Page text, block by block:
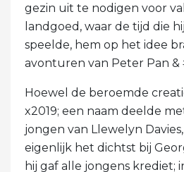
gezin uit te nodigen voor
landgoed, waar de tijd die
speelde, hem op het idee
avonturen van Peter Pan &
Hoewel de beroemde
x2019; een naam deelde
jongen van Llewelyn
eigenlijk het dichtst bij
hij gaf alle jongens krediet;